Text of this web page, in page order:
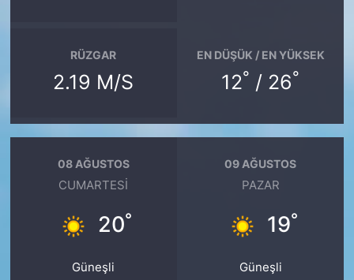
RÜZGAR
2.19 M/S
EN DÜŞÜK / EN YÜKSEK
12° / 26°
08 AĞUSTOS
CUMARTESI
20°
Güneşli
09 AĞUSTOS
PAZAR
19°
Güneşli